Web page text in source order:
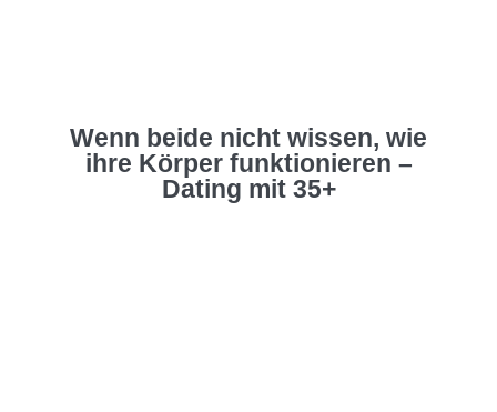
Wenn beide nicht wissen, wie
ihre Körper funktionieren –
Dating mit 35+